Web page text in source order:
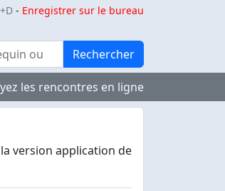
- Enregistrer sur le bureau
Rechercher
les rencontres en ligne
version application de